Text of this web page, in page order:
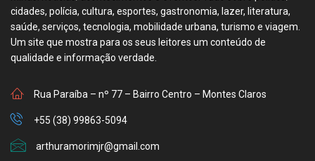
cidades, polícia, cultura, esportes, gastronomia, lazer, literatura,
saúde, serviços, tecnologia, mobilidade urbana, turismo e viagem.
Um site que mostra para os seus leitores um conteúdo de
qualidade e informação verdade.
Rua Paraíba – nº 77 – Bairro Centro – Montes Claros
+55 (38) 99863-5094
arthuramorimjr@gmail.com